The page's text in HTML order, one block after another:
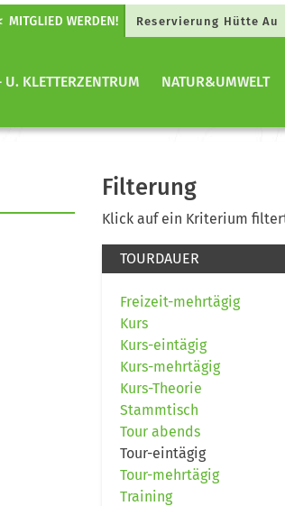
Reservierung Hütte Au
U. KLETTERZENTRUM NATUR&UMWELT
Filterung
Klick auf ein Kriterium
TOURDAUER
Freizeit-mehrtägig
Kurs
Kurs-eintägig
Kurs-mehrtägig
Kurs-Theorie
Stammtisch
Tour abends
Tour-eintägig
Tour-mehrtägig
Training